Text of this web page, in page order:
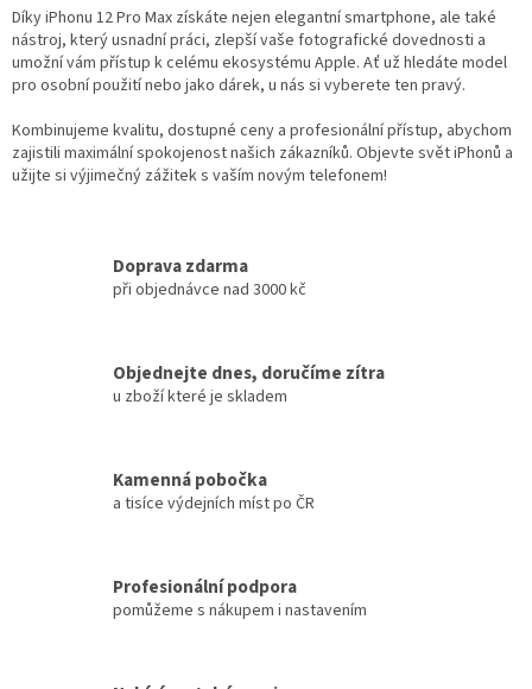
ý
p
i
s
Díky iPhonu 12 Pro Max získáte nejen elegantní smartphone, ale také
nástroj, který usnadní práci, zlepší vaše fotografické dovednosti a
umožní vám přístup k celému ekosystému Apple. Ať už hledáte model
pro osobní použití nebo jako dárek, u nás si vyberete ten pravý.
Kombinujeme kvalitu, dostupné ceny a profesionální přístup, abychom
zajistili maximální spokojenost našich zákazníků. Objevte svět iPhonů a
užijte si výjimečný zážitek s vaším novým telefonem!
Doprava zdarma
při objednávce nad 3000 kč
Objednejte dnes, doručíme zítra
u zboží které je skladem
Kamenná pobočka
a tisíce výdejních míst po ČR
Profesionální podpora
pomůžeme s nákupem i nastavením